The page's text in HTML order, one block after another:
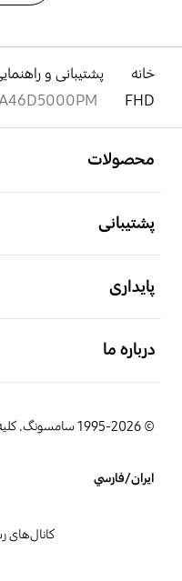
خانه پشتیبانی و
FHD
محصولات
پشتیبانی
پایداری
درباره ما
© 1995-2026 سامسونگ. کلیه حقوق محفوظ است.
ایران/فارسي
کانال‌های